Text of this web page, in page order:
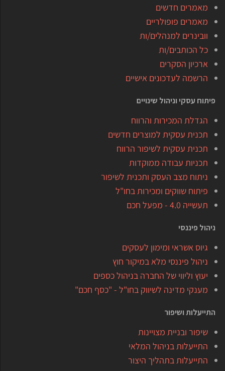
מאמרים חדשים
מאמרים פופולריים
וובינרים למנהלים/ות
כל הכותבים/ות
ארכיון הסקרים
הרשמה לעדכונים אישיים
פיתוח עסקי וניהול שינויים
הגדלת המכירות והרווח
תכנית עסקית למוצרים חדשים
תכנית עסקית לשיפור הרווח
תכניות עבודה ממוקדות
ניתוח מצב העסק ותכנית לשיפור
פיתוח שווקים ומכירות בחו"ל
תעשייה 4.0 - מפעל חכם
ניהול פיננסי
גיוס אשראי ומימון לעסקים
ניהול פיננסי מלא במיקור חוץ
יעוץ וליווי של החברה בניהול כספים
מענקי מדינה לשיווק בחו"ל - "כסף חכם"
התייעלות ושיפור
שיפור ובניית מצויינות
התייעלות בניהול המלאי
התייעלות בתהליך היצור